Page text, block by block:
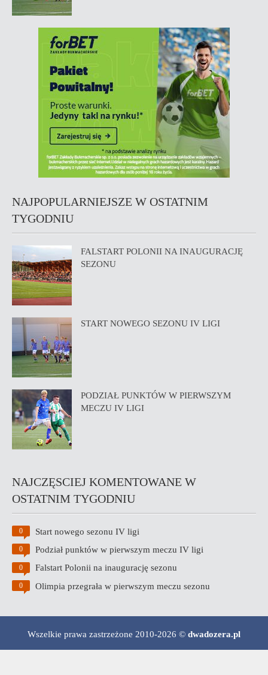
NAJPOPULARNIEJSZE W OSTATNIM
TYGODNIU
FALSTART POLONII NA INAUGURACJĘ
SEZONU
START NOWEGO SEZONU IV LIGI
PODZIAŁ PUNKTÓW W PIERWSZYM
MECZU IV LIGI
NAJCZĘSCIEJ KOMENTOWANE W
OSTATNIM TYGODNIU
0 Start nowego sezonu IV ligi
0 Podział punktów w pierwszym meczu IV ligi
0 Falstart Polonii na inaugurację sezonu
0 Olimpia przegrała w pierwszym meczu sezonu
Wszelkie prawa zastrzeżone 2010-2026 © dwadozera.pl